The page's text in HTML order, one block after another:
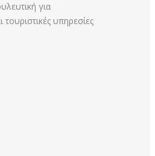
για
τουριστικές υπηρεσίες